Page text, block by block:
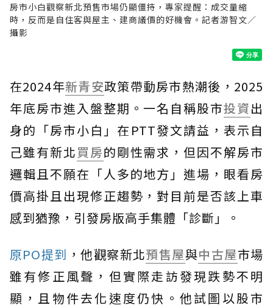
房市小白觀察新北預售市場仍顯僵持，專家提醒：成交量縮
時，反而是自住客與屋主、建商議價的好機會。記者游智文／
攝影
在2024年新青安政策帶動房市熱潮後，2025
年底房市進入盤整期。一名自稱股市投資出
身的「房市小白」在PTT發文請益，表示自
己雖有新北買房的剛性需求，但因不解房市
邏輯且不願在「人多的地方」進場，眼看房
價高掛且出現修正趨勢，對目前是否該上車
感到猶豫，引發房版高手集體「診斷」。
原PO提到 ，他觀察新北預售屋與中古屋市場
雖有修正風聲，但實際走訪發現跌勢不明
顯，且物件去化速度仍快。他試圖以股市